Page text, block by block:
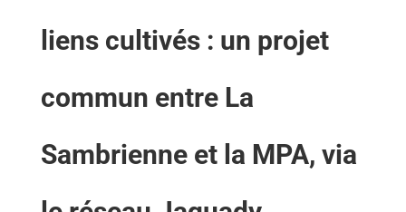
liens cultivés : un projet
commun entre La
Sambrienne et la MPA, via